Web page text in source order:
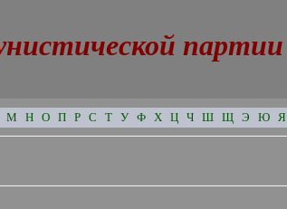
партии
М Н О П Р С Т У Ф Х Ц Ч Ш Щ Э Ю Я